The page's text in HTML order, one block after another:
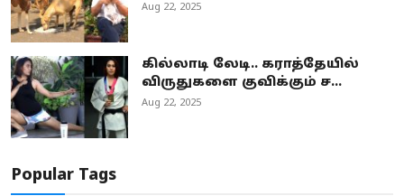
Aug 22, 2025
கில்லாடி லேடி.. கராத்தேயில்
விருதுகளை குவிக்கும் ச...
Aug 22, 2025
Popular Tags